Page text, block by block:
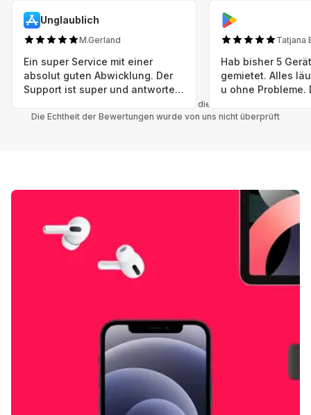
Unglaublich
M.Gerland
Ein super Service mit einer
absolut guten Abwicklung. Der
Support ist super und antworte
Tatjana
Hab bisher 5
gemietet. Alles
u ohne Probleme.
einwandfreien
Nachhaltig u wer
mal wieder ein
hat (Xbox,
Smartphone etc),
Grover nur
Möglichkeit
besteht nach
Alle Bewertungen beziehen sich auf die Grover App.
Die Echtheit der Bewertungen wurde von uns nicht überprüft